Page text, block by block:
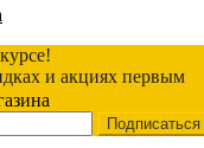
и акциях первым